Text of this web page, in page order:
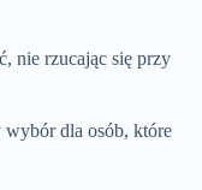
nie rzucając się przy
wybór dla osób, które